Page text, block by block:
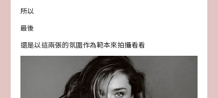
所以
最後
還是以這兩張的氛圍作為範本來拍攝看看